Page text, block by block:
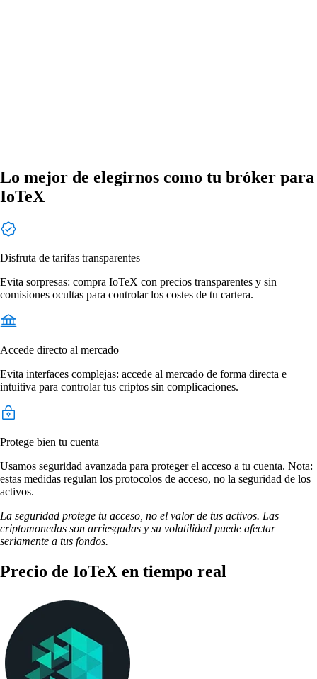
Lo mejor de elegirnos como tu bróker para
IoTeX
Disfruta de tarifas transparentes
Evita sorpresas: compra IoTeX con precios transparentes y sin
comisiones ocultas para controlar los costes de tu cartera.
Accede directo al mercado
Evita interfaces complejas: accede al mercado de forma directa e
intuitiva para controlar tus criptos sin complicaciones.
Protege bien tu cuenta
Usamos seguridad avanzada para proteger el acceso a tu cuenta. Nota:
estas medidas regulan los protocolos de acceso, no la seguridad de los
activos.
La seguridad protege tu acceso, no el valor de tus activos. Las
criptomonedas son arriesgadas y su volatilidad puede afectar
seriamente a tus fondos.
Precio de IoTeX en tiempo real